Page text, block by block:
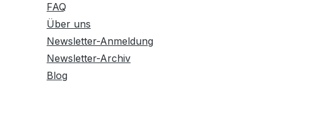
FAQ
Über uns
Newsletter-Anmeldung
Newsletter-Archiv
Blog